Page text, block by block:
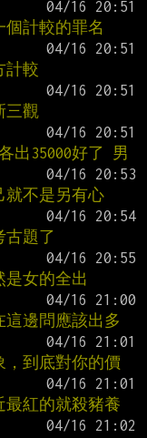
計較的罪名
計較
三觀
出35000好了 男
不是另有心
古題了
女的全出
邊問應該出多
到底對你的價
紅的就殺豬養